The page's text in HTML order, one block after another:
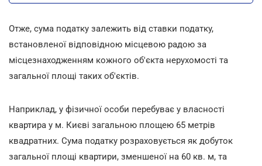
Отже, сума податку залежить від ставки податку,
встановленої відповідною місцевою радою за
місцезнаходженням кожного об'єкта нерухомості та
загальної площі таких об'єктів.
Наприклад, у фізичної особи перебуває у власності
квартира у м. Києві загальною площею 65 метрів
квадратних. Сума податку розраховується як добуток
загальної площі квартири, зменшеної на 60 кв. м, та